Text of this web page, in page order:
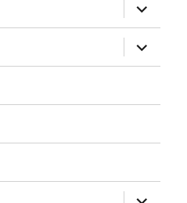
раскрыть
дочернее
меню
раскрыть
дочернее
меню
раскрыть